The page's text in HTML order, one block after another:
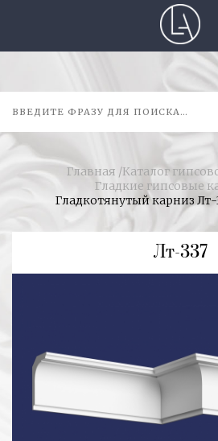
Главная /Каталог
Гладкие гипсовые
Гладкотянутый карниз Лт-
Лт-337